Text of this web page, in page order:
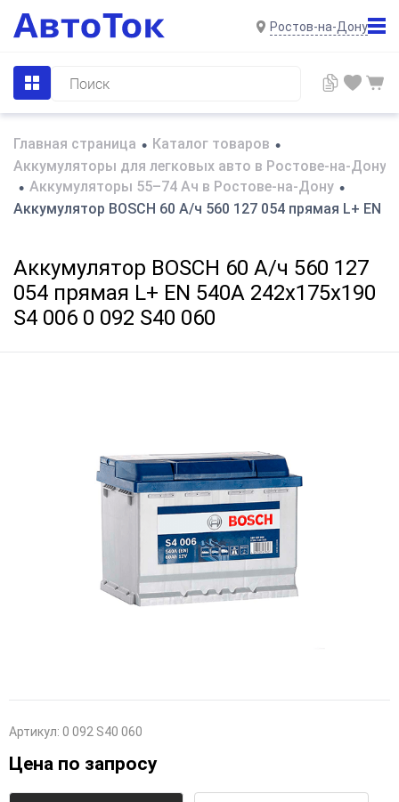
Ростов-на-Дону
Главная страница • Каталог товаров •
Аккумуляторы для легковых авто в Ростове-на-Дону
• Аккумуляторы 55–74 Ач в Ростове-на-Дону •
Аккумулятор BOSCH 60 А/ч 560 127 054 прямая L+ EN
Аккумулятор BOSCH 60 А/ч 560 127
054 прямая L+ EN 540A 242x175x190
S4 006 0 092 S40 060
Артикул: 0 092 S40 060
Цена по запросу